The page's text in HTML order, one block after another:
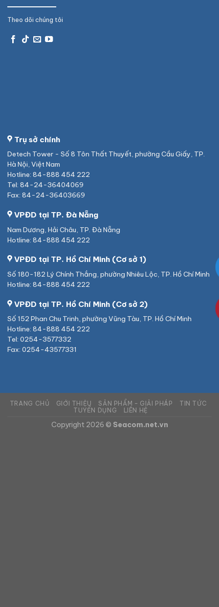
Theo dõi chúng tôi
Trụ sở chính
Detech Tower - Số 8 Tôn Thất Thuyết, phường Cầu Giấy, TP.
Hà Nội, Việt Nam
Hotline: 84-888 454 222
Tel: 84-24-36404069
Fax: 84-24-36403669
VPĐD tại TP. Đà Nẵng
Nam Dương, Hải Châu, TP. Đà Nẵng
Hotline: 84-888 454 222
VPĐD tại TP. Hồ Chí Minh (Cơ sở 1)
Số 180-182 Lý Chính Thắng, phường Nhiêu Lộc, TP. Hồ Chí Minh
Hotline: 84-888 454 222
VPĐD tại TP. Hồ Chí Minh (Cơ sở 2)
Số 152 Phan Chu Trinh, phường Vũng Tàu, TP. Hồ Chí Minh
Hotline: 84-888 454 222
Tel: 0254-3577332
Fax: 0254-43577331
TRANG CHỦ GIỚI THIỆU SẢN PHẨM – GIẢI PHÁP
TIN TỨC
TUYỂN DỤNG
LIÊN HỆ
Copyright 2026 © Seacom.net.vn